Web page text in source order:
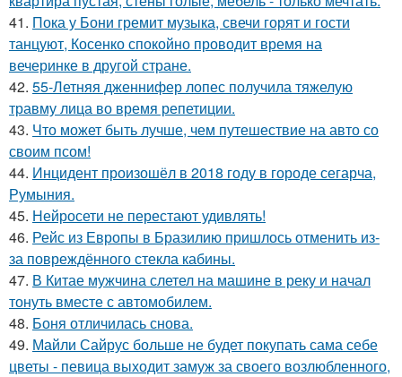
41. Пока у Бони гремит музыка, свечи горят и гости
танцуют, Косенко спокойно проводит время на
вечеринке в другой стране.
42. 55-Летняя дженнифер лопес получила тяжелую
травму лица во время репетиции.
43. Что может быть лучше, чем путешествие на авто со
своим псом!
44. Инцидент произошёл в 2018 году в городе сегарча,
Румыния.
45. Нейросети не перестают удивлять!
46. Рейс из Европы в Бразилию пришлось отменить из-
за повреждённого стекла кабины.
47. В Китае мужчина слетел на машине в реку и начал
тонуть вместе с автомобилем.
48. Боня отличилась снова.
49. Майли Сайрус больше не будет покупать сама себе
цветы - певица выходит замуж за своего возлюбленного,